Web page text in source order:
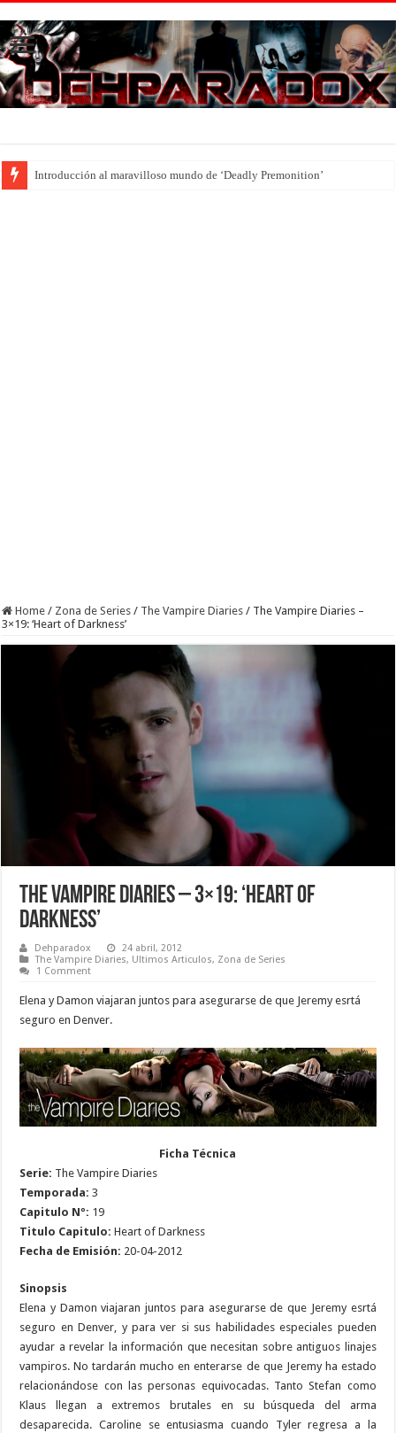
Introducción al maravilloso mundo de ‘Deadly Premonition’
Home / Zona de Series / The Vampire Diaries / The Vampire Diaries –
3×19: ‘Heart of Darkness’
The Vampire Diaries – 3×19: ‘Heart of
Darkness’
Dehparadox
24 abril, 2012
The Vampire Diaries, Ultimos Articulos, Zona de Series
1 Comment
Elena y Damon viajaran juntos para asegurarse de que Jeremy esrtá
seguro en Denver.
Ficha Técnica
Serie: The Vampire Diaries
Temporada: 3
Capitulo Nº: 19
Titulo Capitulo: Heart of Darkness
Fecha de Emisión: 20-04-2012
Sinopsis
Elena y Damon viajaran juntos para asegurarse de que Jeremy esrtá
seguro en Denver, y para ver si sus habilidades especiales pueden
ayudar a revelar la información que necesitan sobre antiguos linajes
vampiros. No tardarán mucho en enterarse de que Jeremy ha estado
relacionándose con las personas equivocadas. Tanto Stefan como
Klaus llegan a extremos brutales en su búsqueda del arma
desaparecida. Caroline se entusiasma cuando Tyler regresa a la